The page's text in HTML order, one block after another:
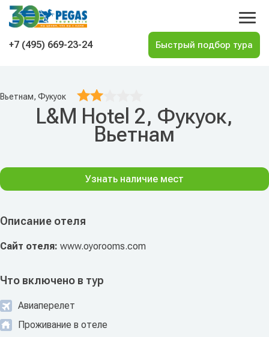
На главную
+7 (495) 669-23-24
Вьетнам, Фукуок
L&M Hotel 2, Фукуок,
Вьетнам
Описание отеля
Сайт отеля: www.oyorooms.com
Что включено в тур
Авиаперелет
Проживание в отеле
Узнать наличие мест